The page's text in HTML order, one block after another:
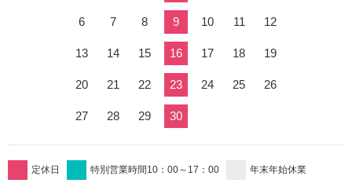
6 7 8 9 10 11 12
13 14 15 16 17 18 19
20 21 22 23 24 25 26
27 28 29 30
定休日 特別営業時間10：00～17：00 年末年始休業